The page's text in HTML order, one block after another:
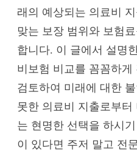
래의 예상되는 의료비
맞는 보장 범위와 보험
합니다. 이 글에서 설명
비보험 비교를 꼼꼼하게
검토하여 미래에 대한
못한 의료비 지출로부
는 현명한 선택을 하시
이 있다면 주저 말고 전